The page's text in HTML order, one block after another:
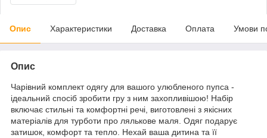
Опис Характеристики Доставка Оплата Умови
Опис
Чарівний комплект одягу для вашого улюбленого пупса -
ідеальний спосіб зробити гру з ним захопливішою! Набір
включає стильні та комфортні речі, виготовлені з якісних
матеріалів для турботи про лялькове маля. Одяг подарує
затишок, комфорт та тепло. Нехай ваша дитина та її